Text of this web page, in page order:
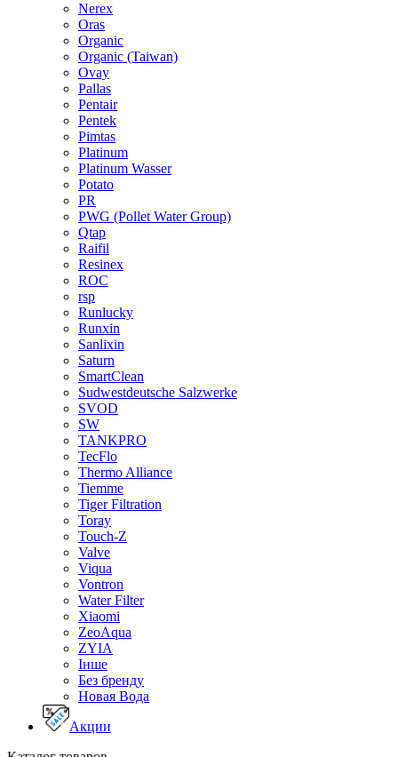
Nerex
Oras
Organic
Organic (Taiwan)
Ovay
Pallas
Pentair
Pentek
Pimtas
Platinum
Platinum Wasser
Potato
PR
PWG (Pollet Water Group)
Qtap
Raifil
Resinex
ROC
rsp
Runlucky
Runxin
Sanlixin
Saturn
SmartClean
Sudwestdeutsche Salzwerke
SVOD
SW
TANKPRO
TecFlo
Thermo Alliance
Tiemme
Tiger Filtration
Toray
Touch-Z
Valve
Viqua
Vontron
Water Filter
Xiaomi
ZeoAqua
ZYIA
Інше
Без бренду
Новая Вода
Акции